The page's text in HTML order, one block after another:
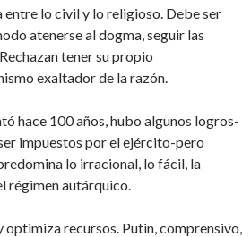
entre lo civil y lo religioso. Debe ser
atenerse al dogma, seguir las
tener su propio
exaltador de la razón.
hace 100 años, hubo algunos logros-
impuestos por el ejército-pero
lo irracional, lo fácil, la
régimen autárquico.
optimiza recursos. Putin, comprensivo,